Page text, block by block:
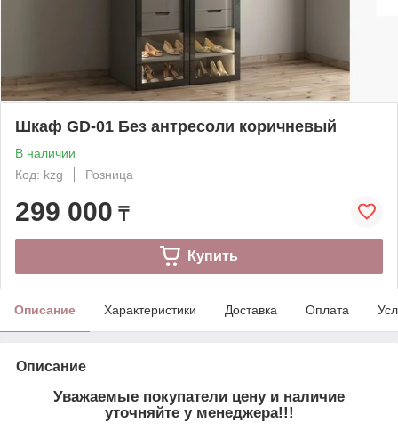
Шкаф GD-01 Без антресоли коричневый
В наличии
Код: kzg
Розница
299 000 ₸
Купить
Описание Характеристики Доставка Оплата
Описание
Уважаемые покупатели цену и наличие
уточняйте у менеджера!!!